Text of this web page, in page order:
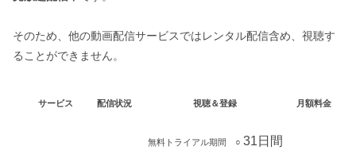
そのため、他の動画配信サービスではレンタル配信含め、視聴す
ることができません。
サービス 配信状況 視聴＆登録 月額料金
無料トライアル期間 ○ 31日間